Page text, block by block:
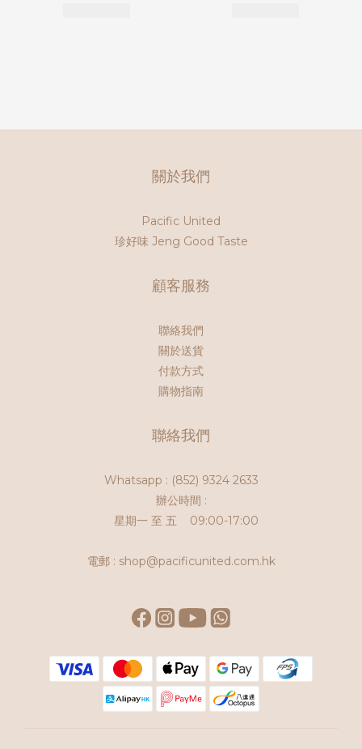
關於我們
Pacific United
珍好味 Jeng Good Taste
顧客服務
聯絡我們
關於送貨
付款方式
購物指南
聯絡我們
Whatsapp : (852) 9324 2633
辦公時間 :
星期一 至 五 09:00-17:00
電郵 : shop@pacificunited.com.hk